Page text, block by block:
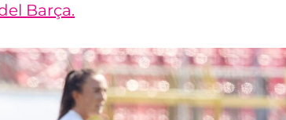
Barça.